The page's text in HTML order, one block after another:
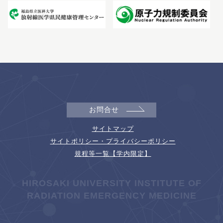
お問合せ
サイトマップ
サイトポリシー・プライバシーポリシー
規程等一覧【学内限定】
HIROSAKI UNIVERSITY INSTITUTE OF
RADIATION EMERGENCY MEDICINE